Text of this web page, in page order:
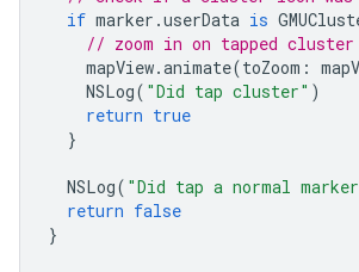
if marker .userData is
// zoom in on tapped cluster
mapView.animate(toZoom :
NSLog( "Did tap cluster" )
return true
}
NSLog( "Did tap a normal
return false
}